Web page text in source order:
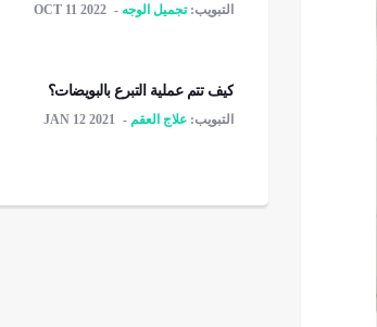
التبويب: تجميل الوجه OCT 11 2022
كيف تتم عملية التبرع بالبويضات؟
التبويب: علاج العقم JAN 12 2021